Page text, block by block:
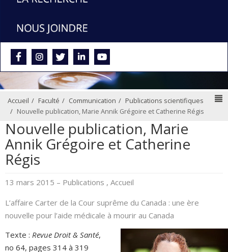
Accueil Faculté Communication
Publications scientifiques
Nouvelle publication, Marie Annik Grégoire et Catherine Régis
Nouvelle publication, Marie
Annik Grégoire et Catherine
Régis
13 mars 2015 – Publications , Accueil
L’affaire Carter de la Cour suprême du Canada : une ère
nouvelle pour l’aide médicale à mourir au Canada
Texte : Revue Droit & Santé,
no 64, pages 314 à 319